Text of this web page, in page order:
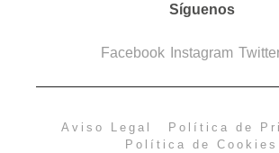
Síguenos
Facebook Instagram
Aviso Legal
Política de
Política de Cookies